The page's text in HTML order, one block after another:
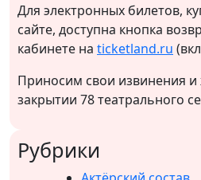
Для электронных билетов,
сайте, доступна кнопка
кабинете на ticketland.ru
Приносим свои извинения и
закрытии 78 театрального
Рубрики